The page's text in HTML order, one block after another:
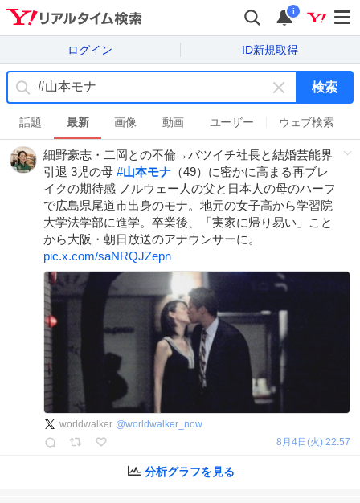
i
ログイン ID新規取得
キ
ー
ワ
ー
ド
を
消
す
検索
話題 最新 画像 動画 ユーザー ウェブ検索
細野豪志・二岡との不倫→バツイチ社長と結婚芸能界
引退 3児の母 #山本モナ （49）に密かに高まる再ブレ
イクの期待感 ノルウェー人の父と日本人の母のハーフ
で広島県尾道市出身のモナ。地元の女子高から学習院
大学法学部に進学。卒業後、「実家に帰り易い」こと
から大阪・朝日放送のアナウンサーに。
pic.x.com/saNRQJZepn
worldwalker @worldwalker_now
8月4日(火) 22:57
分析グラフを見る